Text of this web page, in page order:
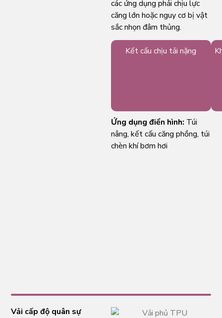
các ứng dụng phải chịu lực
căng lớn hoặc nguy cơ bị vật
sắc nhọn đâm thủng.
Kết cấu chịu tải nặng
Ứng dụng điển hình: Túi
nâng, kết cấu căng phồng, túi
chèn khí bơm hơi
Vải cấp độ quân sự